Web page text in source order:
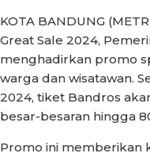
KOTA BANDUNG
Great Sale 2024,
menghadirkan promo
warga dan wisatawan.
2024, tiket Bandros
besar-besaran hingga
Promo ini memberikan